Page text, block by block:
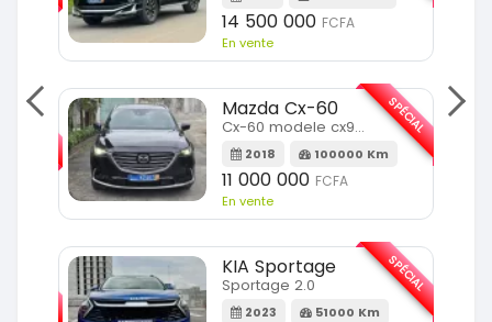
SPÉCIAL
14 500 000 FCFA
En vente
Mazda Cx-60
Cx-60 modele cx9 full option
2018 100000 Km
11 000 000 FCFA
En vente
SPÉCIAL
KIA Sportage
Sportage 2.0
2023 51000 Km
SPÉCIAL